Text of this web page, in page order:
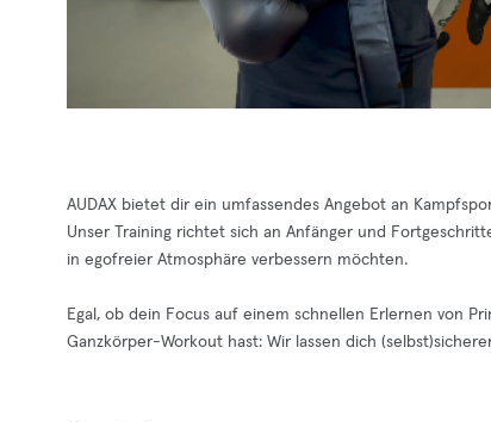
AUDAX bietet dir ein umfassendes Angebot an
Unser Training richtet sich an Anfänger und
in egofreier Atmosphäre verbessern möchten.
Egal, ob dein Focus auf einem schnellen Erlernen von
Ganzkörper-Workout hast: Wir lassen dich